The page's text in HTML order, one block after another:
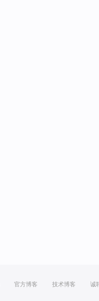
官方博客 技术博客 诚